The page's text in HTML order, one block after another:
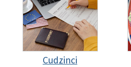
Cudzinci